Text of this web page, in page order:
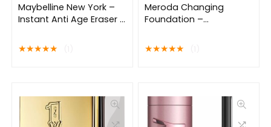
Maybelline New York –
Instant Anti Age Eraser –
zichtbaar wallen
wegwerken – 6,8 ml
★★★★★
Meroda Changing
Foundation –
Foundation – 30ml
★★★★★